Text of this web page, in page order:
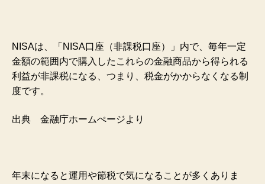
NISAは、「NISA口座（非課税口座）」内で、毎年一定
金額の範囲内で購入したこれらの金融商品から得られる
利益が非課税になる、つまり、税金がかからなくなる制
度です。
出典 金融庁ホームぺージより
年末になると運用や節税で気になることが多くありま